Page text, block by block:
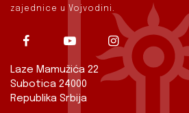
zajednice u Vojvodini.
Laze Mamužića 22
Subotica 24000
Republika Srbija